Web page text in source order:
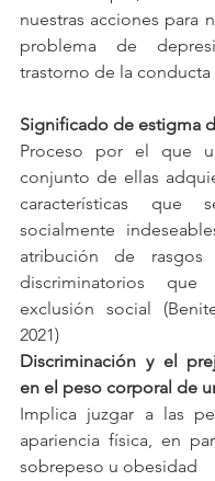
nuestras acciones para
problema de
trastorno de la conducta
Significado de estigma
Proceso por el que
conjunto de ellas
características que
socialmente
atribución de rasgos
discriminatorios que
exclusión social
2021)
Discriminación y el
en el peso corporal de
Implica juzgar a las
apariencia física, en
sobrepeso u obesidad